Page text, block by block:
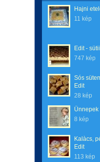
Hajni
11 kép
Edit -
747 kép
Sós
Edit
28 kép
Ünnepek
8 kép
Kalàcs,
Edit
113 kép